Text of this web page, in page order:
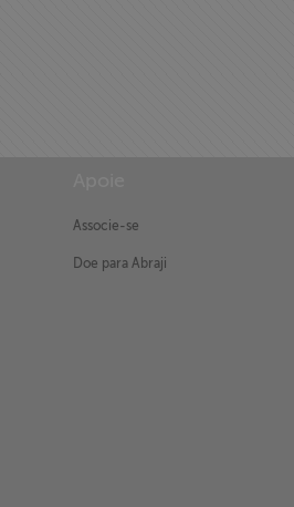
Associe-se
Doe para Abraji